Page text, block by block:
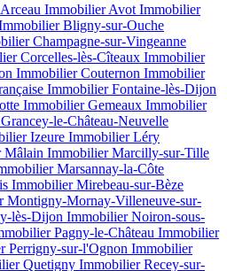
Immobilier Avot Immobilier
Bligny-sur-Ouche
Champagne-sur-Vingeanne
Corcelles-lès-Cîteaux Immobilier
Immobilier Couternon Immobilier
Immobilier Fontaine-lès-Dijon
Immobilier Gemeaux Immobilier
le-Château-Neuvelle
Izeure Immobilier Léry
Mâlain Immobilier Marcilly-sur-Tille
Marsannay-la-Côte
Immobilier Mirebeau-sur-Bèze
Montigny-Mornay-Villeneuve-sur-
lès-Dijon Immobilier Noiron-sous-
Pagny-le-Château Immobilier
Perrigny-sur-l'Ognon Immobilier
Quetigny Immobilier Recey-sur-